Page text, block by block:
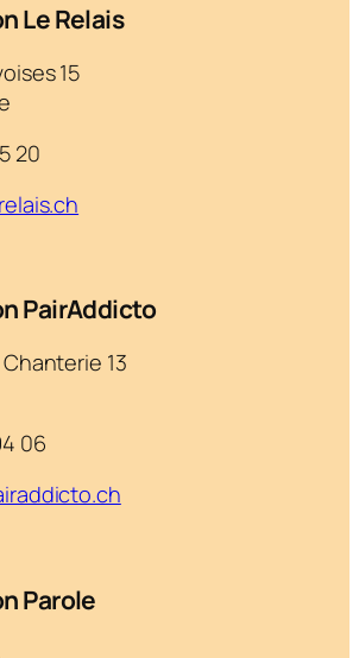
Le Relais
15
20
PairAddicto
13
06
Parole